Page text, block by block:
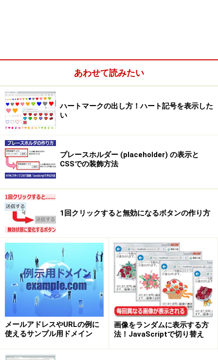
基本：HTML5＋CSS3でシンプルな表を作る書き方
見出しセルの作り方
table内をヘッダ・本体・フッタに分けて装飾する方
table内側には細い罫線を引き、table外側には太い
罫線を引く方法
table内に斜線を引く方法
table内にある複数のセルを結合する方法
tableにキャプション(表題)を付ける方法
tableタグを使わないテーブルレイアウト
あわせて読みたい
ハートマークの出し方！ハート記号を表示した
い
プレースホルダー (placeholder) の表示と
CSSでの装飾方法
1回クリックすると無効になるボタンの作り方
メールアドレスやURLの例に
使えるサンプル用ドメイン
画像をランダムに表示する方
法！JavaScriptで切り替え